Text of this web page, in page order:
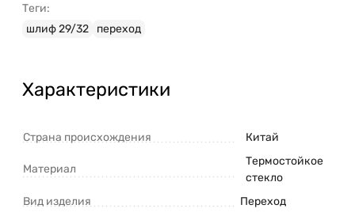
Теги:
шлиф 29/32
переход
Характеристики
Страна происхождения Китай
Материал
Термостойкое
стекло
Вид изделия
Переход